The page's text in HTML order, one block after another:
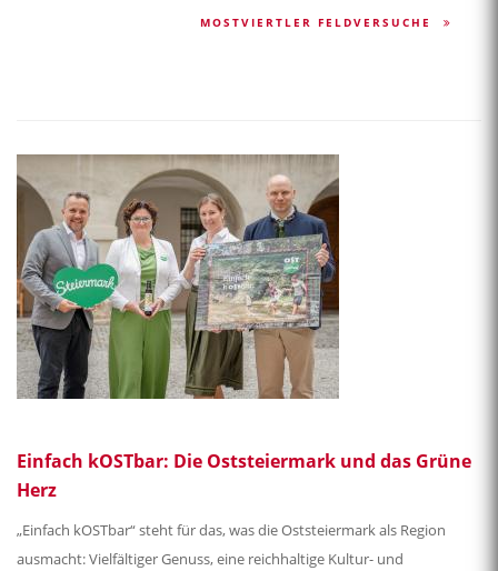
MOSTVIERTLER FELDVERSUCHE
Einfach kOSTbar: Die Oststeiermark und das Grüne
Herz
„Einfach kOSTbar“ steht für das, was die Oststeiermark als Region
ausmacht: Vielfältiger Genuss, eine reichhaltige Kultur- und